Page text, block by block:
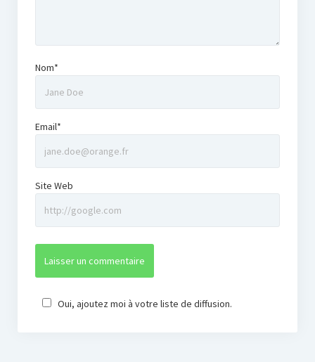
Nom*
Email*
Site Web
Oui, ajoutez moi à votre liste de diffusion.